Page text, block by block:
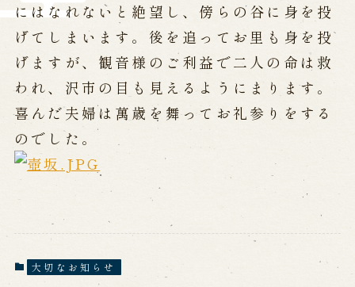
にはなれないと絶望し、傍らの谷に身を投
げてしまいます。後を追ってお里も身を投
げますが、観音様のご利益で二人の命は救
われ、沢市の目も見えるようにまります。
喜んだ夫婦は萬歳を舞ってお礼参りをする
のでした。
大切なお知らせ